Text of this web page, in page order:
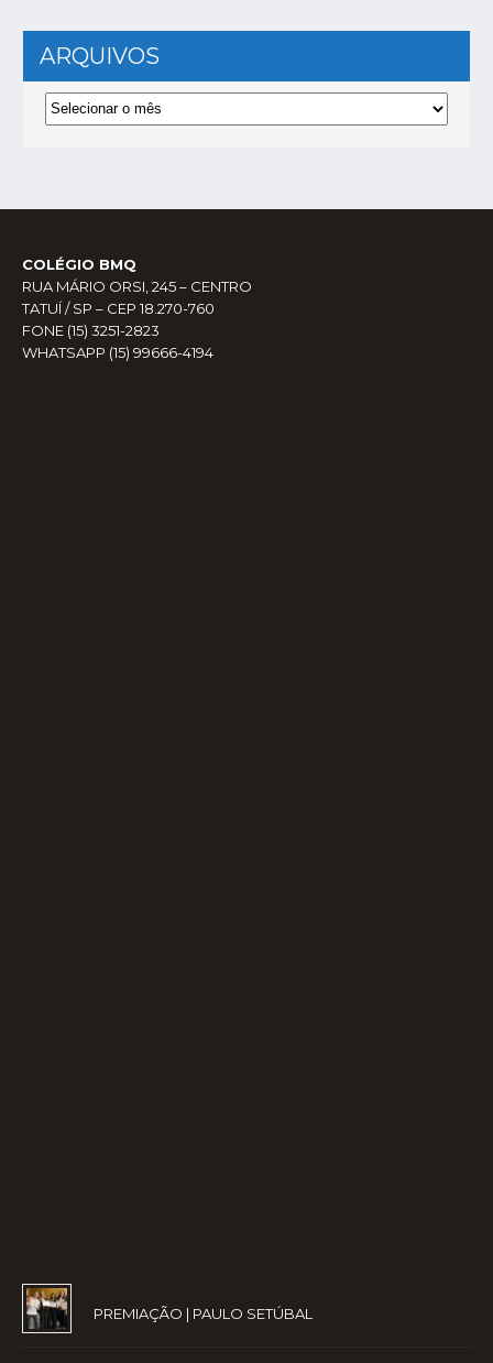
ARQUIVOS
Arquivos
COLÉGIO BMQ
RUA MÁRIO ORSI, 245 – CENTRO
TATUÍ / SP – CEP 18.270-760
FONE (15) 3251-2823
WHATSAPP (15) 99666-4194
PREMIAÇÃO | PAULO SETÚBAL